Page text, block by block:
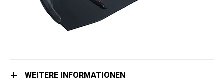
WEITERE INFORMATIONEN